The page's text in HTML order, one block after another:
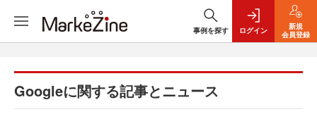
事例を探す ログイン
新規
会員登録
Googleに関する記事とニュース